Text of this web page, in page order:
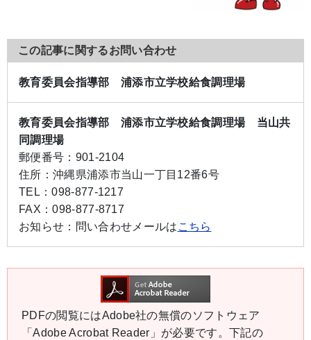
この記事に関するお問い合わせ
教育委員会指導部 浦添市立学校給食調理場
教育委員会指導部 浦添市立学校給食調理場 当山共
同調理場
郵便番号： 901-2104
住所： 沖縄県浦添市当山一丁目12番6号
TEL：098-877-1217
FAX：098-877-8717
お知らせ： 問い合わせメールは こちら
PDFの閲覧にはAdobe社の無償のソフトウェア
「Adobe Acrobat Reader」が必要です。下記の